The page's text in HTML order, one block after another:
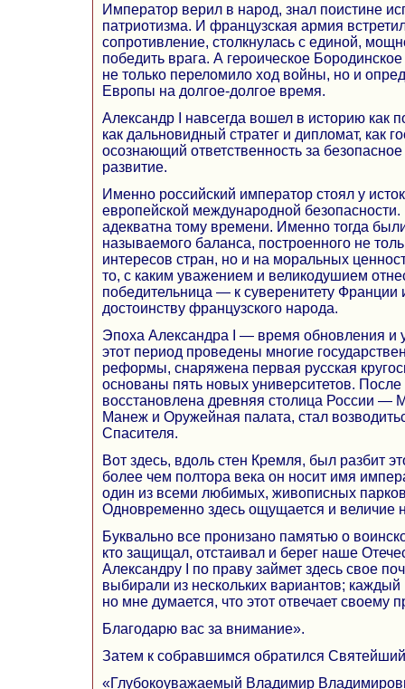
Император верил в народ, знал поистине
патриотизма. И французская армия
сопротивление, столкнулась с единой,
победить врага. А героическое
не только переломило ход войны, но и
Европы на долгое-долгое время.
Александр I навсегда вошел в историю как
как дальновидный стратег и дипломат, как
осознающий ответственность за
развитие.
Именно российский император стоял у
европейской международной
адекватна тому времени. Именно тогда
называемого баланса, построенного не
интересов стран, но и на моральных
то, с каким уважением и великодушием
победительница — к суверенитету Франции
достоинству французского народа.
Эпоха Александра I — время обновления и
этот период проведены многие
реформы, снаряжена первая русская
основаны пять новых университетов.
восстановлена древняя столица России —
Манеж и Оружейная палата, стал
Спасителя.
Вот здесь, вдоль стен Кремля, был разбит
более чем полтора века он носит имя
один из всеми любимых, живописных
Одновременно здесь ощущается и величие
Буквально все пронизано памятью о
кто защищал, отстаивал и берег наше
Александру I по праву займет здесь свое
выбирали из нескольких вариантов;
но мне думается, что этот отвечает своему
Благодарю вас за внимание».
Затем к собравшимся обратился
«Глубокоуважаемый Владимир